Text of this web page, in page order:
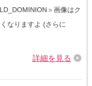
＞画像はク
なりますよ (さらに
詳細を見る